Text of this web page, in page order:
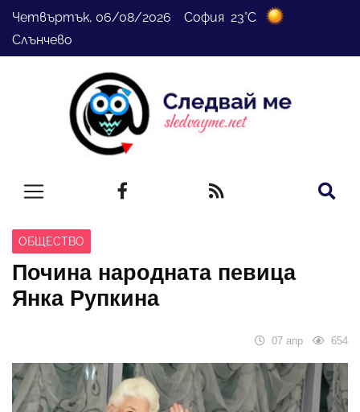
Четвъртък, 06/08/2026 София 23°C
Слънчево
ОБЩЕСТВО
Почина народната певица
Янка Рупкина
07 апр 654